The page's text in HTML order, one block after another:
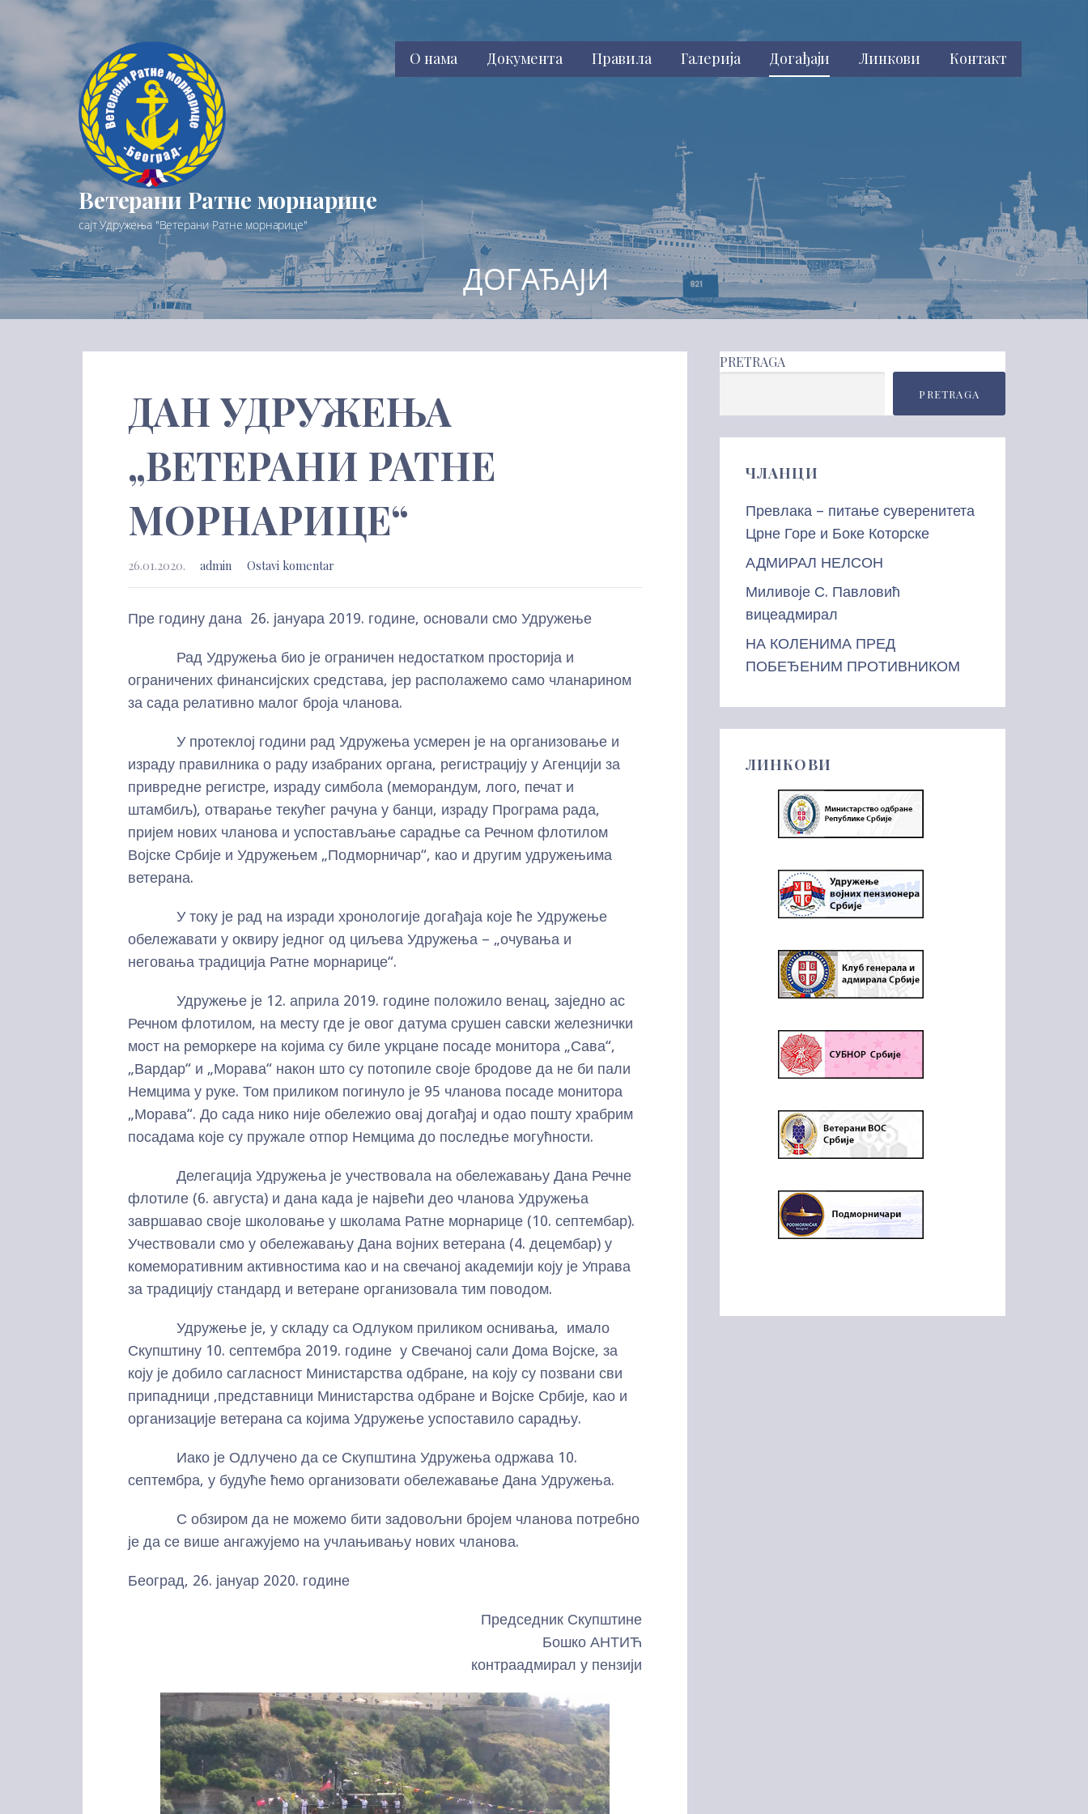
Preskoči
Ветерани Ратне морнарице
сајт Удружења "Ветерани Ратне морнарице"
О нама Документа Правила Галерија Догађаји Линкови Контакт
ДОГАЂАЈИ
ДАН УДРУЖЕЊА
„ВЕТЕРАНИ РАТНЕ
МОРНАРИЦЕ“
26.01.2020. admin Ostavi komentar
Пре годину дана 26. јануара 2019. године, основали смо Удружење
Рад Удружења био је ограничен недостатком просторија и
ограничених финансијских средстава, јер располажемо само чланарином
за сада релативно малог броја чланова.
У протеклој години рад Удружења усмерен је на организовање и
израду правилника о раду изабраних органа, регистрацију у Агенцији за
привредне регистре, израду симбола (меморандум, лого, печат и
штамбиљ), отварање текућег рачуна у банци, израду Програма рада,
пријем нових чланова и успостављање сарадње са Речном флотилом
Војске Србије и Удружењем „Подморничар“, као и другим удружењима
ветерана.
У току је рад на изради хронологије догађаја које ће Удружење
обележавати у оквиру једног од циљева Удружења – „очувања и
неговања традиција Ратне морнарице“.
Удружење је 12. априла 2019. године положило венац, заједно ас
Речном флотилом, на месту где је овог датума срушен савски железнички
мост на реморкере на којима су биле укрцане посаде монитора „Сава“,
„Вардар“ и „Морава“ након што су потопиле своје бродове да не би пали
Немцима у руке. Том приликом погинуло је 95 чланова посаде монитора
„Морава“. До сада нико није обележио овај догађај и одао пошту храбрим
посадама које су пружале отпор Немцима до последње могућности.
Делегација Удружења је учествовала на обележавању Дана Речне
флотиле (6. августа) и дана када је највећи део чланова Удружења
завршавао своје школовање у школама Ратне морнарице (10. септембар).
Учествовали смо у обележавању Дана војних ветерана (4. децембар) у
комеморативним активностима као и на свечаној академији коју је Управа
за традицију стандард и ветеране организовала тим поводом.
Удружење је, у складу са Одлуком приликом оснивања, имало
Скупштину 10. септембра 2019. године у Свечаној сали Дома Војске, за
коју је добило сагласност Министарства одбране, на коју су позвани сви
припадници ,представници Министарства одбране и Војске Србије, као и
организације ветерана са којима Удружење успоставило сарадњу.
Иако је Одлучено да се Скупштина Удружења одржава 10.
септембра, у будуће ћемо организовати обележавање Дана Удружења.
С обзиром да не можемо бити задовољни бројем чланова потребно
је да се више ангажујемо на учлањивању нових чланова.
Београд, 26. јануар 2020. године
Председник Скупштине
Бошко АНТИЋ
контраадмирал у пензији
PRETRAGA
PRETRAGA
ЧЛАНЦИ
Превлака – питање суверенитета
Црне Горе и Боке Которске
АДМИРАЛ НЕЛСОН
Миливоје С. Павловић
вицеадмирал
НА КОЛЕНИМА ПРЕД
ПОБЕЂЕНИМ ПРОТИВНИКОМ
ЛИНКОВИ